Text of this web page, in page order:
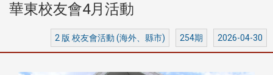
華東校友會4月活動
2 版 校友會活動 (海外、縣市) 254期 2026-04-30